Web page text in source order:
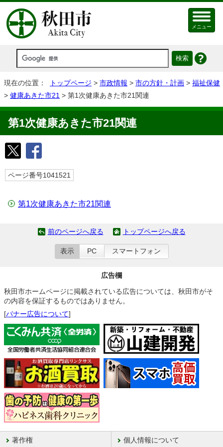
メニュー
現在の位置： トップページ > 市政情報 > 市の方針・計画 > 福祉保健
> 健康あきた市21 > 第1次健康あきた市21関連
第1次健康あきた市21関連
ページ番号1041521
第1次健康あきた市21関連
前のページへ戻る トップページへ戻る
表示 PC スマートフォン
広告欄
秋田市ホームページに掲載されている広告については、秋田市がそ
の内容を保証するものではありません。
[バナー広告について]
著作権 個人情報について